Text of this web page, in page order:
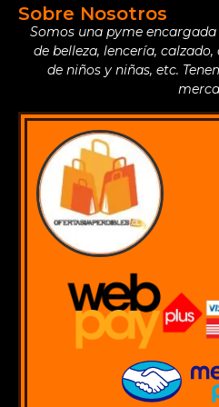
Sobre Nosotros
Somos una pyme
de belleza, lencería,
de niños y niñas, etc.